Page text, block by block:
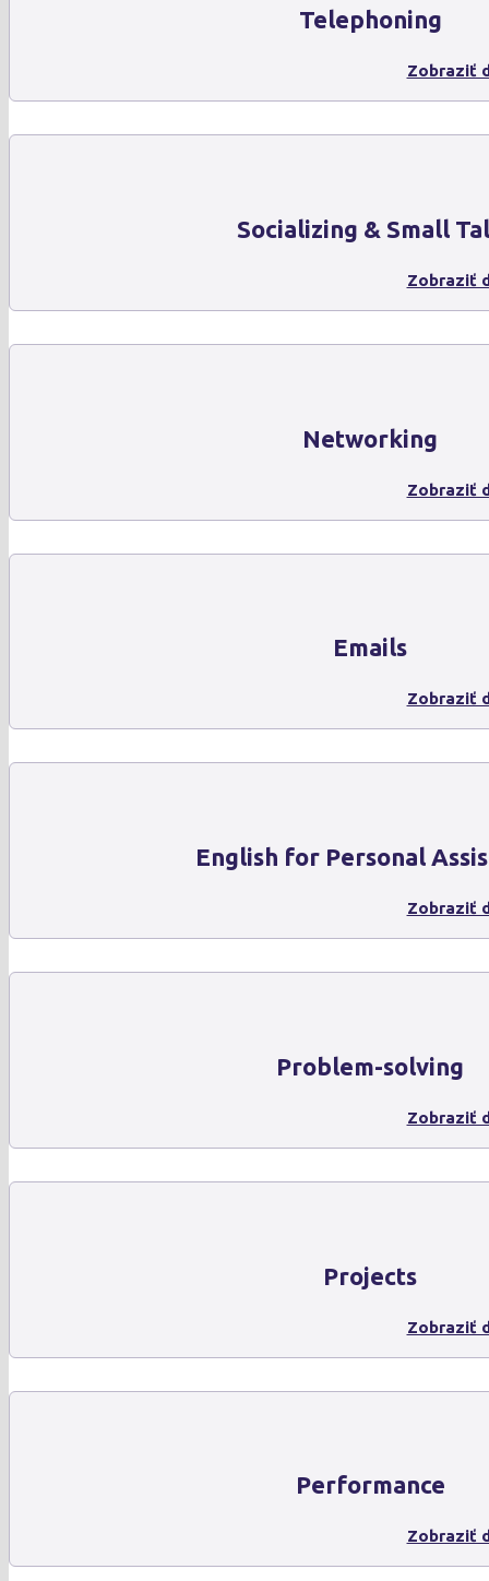
Telephoning
Zobraziť
Socializing & Small
Zobraziť
Networking
Zobraziť
Emails
Zobraziť
English for Personal
Zobraziť
Problem-solving
Zobraziť
Projects
Zobraziť
Performance
Zobraziť